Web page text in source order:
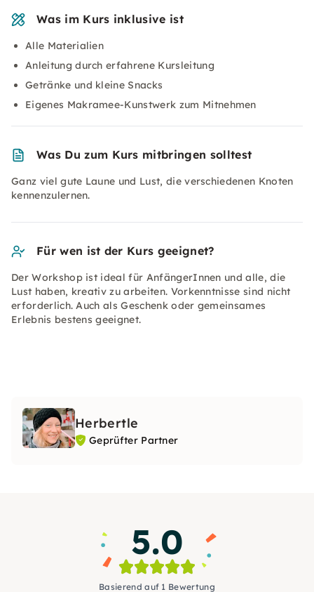
Was im Kurs inklusive ist
Alle Materialien
Anleitung durch erfahrene Kursleitung
Getränke und kleine Snacks
Eigenes Makramee-Kunstwerk zum Mitnehmen
Was Du zum Kurs mitbringen solltest
Ganz viel gute Laune und Lust, die verschiedenen Knoten
kennenzulernen.
Für wen ist der Kurs geeignet?
Der Workshop ist ideal für AnfängerInnen und alle, die
Lust haben, kreativ zu arbeiten. Vorkenntnisse sind nicht
erforderlich. Auch als Geschenk oder gemeinsames
Erlebnis bestens geeignet.
Herbertle
Geprüfter Partner
5.0
Basierend auf 1 Bewertung